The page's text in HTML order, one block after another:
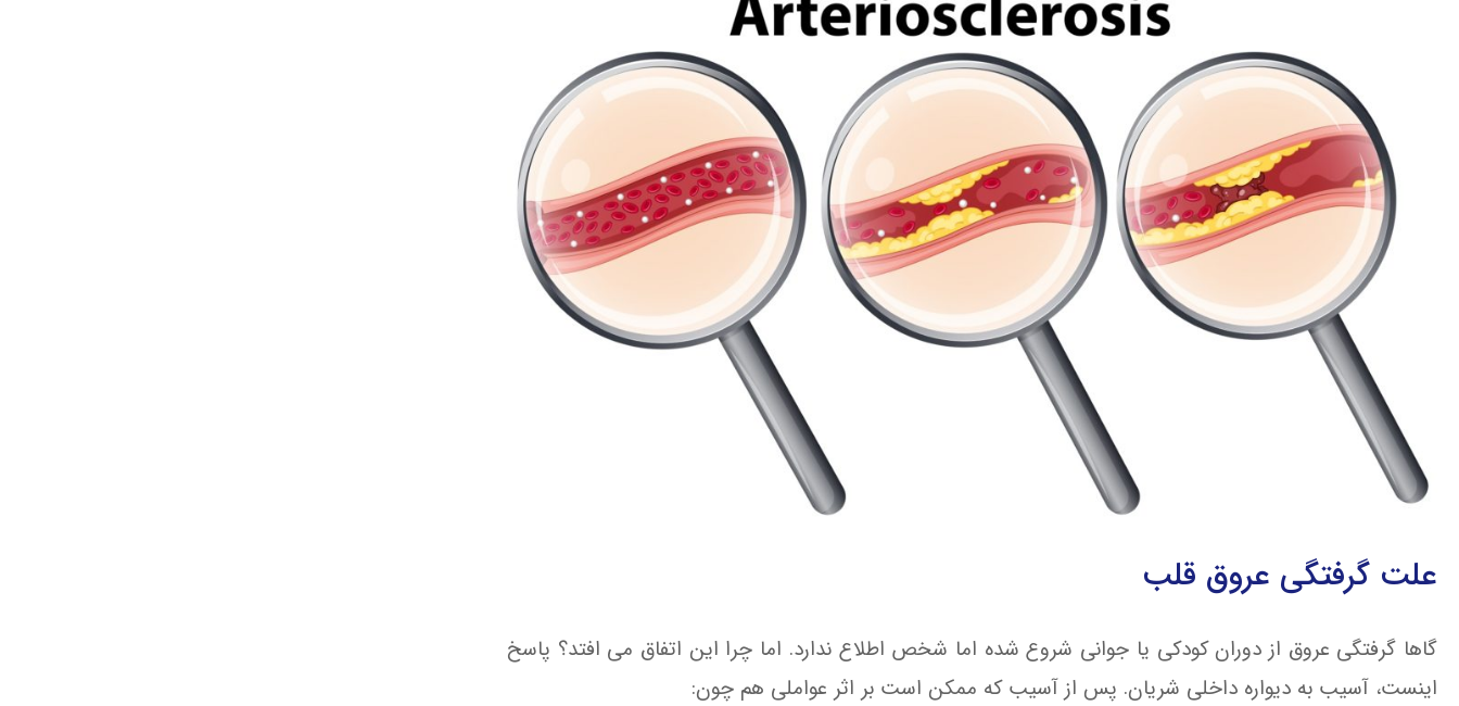
علت گرفتگی عروق قلب
گاها گرفتگی عروق از دوران کودکی یا جوانی شروع شده اما شخص اطلاع ندارد. اما چرا این اتفاق می افتد؟ پاسخ
اینست، آسیب به دیواره داخلی شریان. پس از آسیب که ممکن است بر اثر عواملی هم چون: